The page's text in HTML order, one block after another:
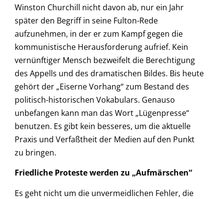
Winston Churchill nicht davon ab, nur ein Jahr
später den Begriff in seine Fulton-Rede
aufzunehmen, in der er zum Kampf gegen die
kommunistische Herausforderung aufrief. Kein
vernünftiger Mensch bezweifelt die Berechtigung
des Appells und des dramatischen Bildes. Bis heute
gehört der „Eiserne Vorhang“ zum Bestand des
politisch-historischen Vokabulars. Genauso
unbefangen kann man das Wort „Lügenpresse“
benutzen. Es gibt kein besseres, um die aktuelle
Praxis und Verfaßtheit der Medien auf den Punkt
zu bringen.
Friedliche Proteste werden zu „Aufmärschen“
Es geht nicht um die unvermeidlichen Fehler, die